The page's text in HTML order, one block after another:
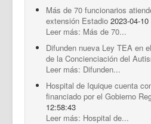
Más de 70 funcionarios
extensión Estadio 2023-04-
Leer más: Más de 70...
Difunden nueva Ley TEA en
de la Concienciación del
Leer más: Difunden...
Hospital de Iquique cuenta
financiado por el Gobierno
12:58:43
Leer más: Hospital de...